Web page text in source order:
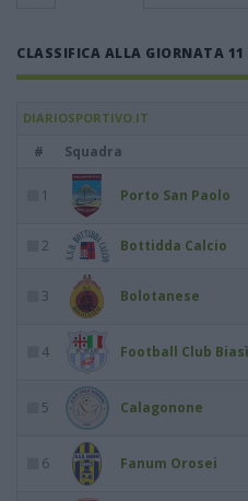
CLASSIFICA ALLA GIORNATA
DIARIOSPORTIVO.IT
#
Squadra
1 Porto San Paolo
2 Bottidda Calcio
3 Bolotanese
4 Football Club Biasì
5 Calagonone
6 Fanum Orosei